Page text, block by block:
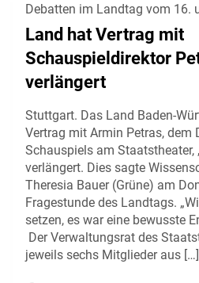
Debatten im Landtag vom 16.
Land hat Vertrag mit
Schauspieldirektor
verlängert
Stuttgart. Das Land Baden-
Vertrag mit Armin Petras, dem
Schauspiels am Staatstheater,
verlängert. Dies sagte
Theresia Bauer (Grüne) am
Fragestunde des Landtags.
setzen, es war eine bewusste
Der Verwaltungsrat des
jeweils sechs Mitglieder aus […]